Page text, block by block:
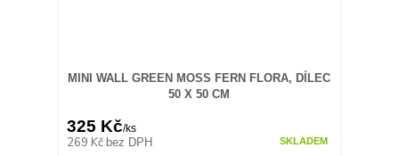
MINI WALL GREEN MOSS FERN FLORA, DÍLEC
50 X 50 CM
325 Kč/ks
269 Kč bez DPH SKLADEM